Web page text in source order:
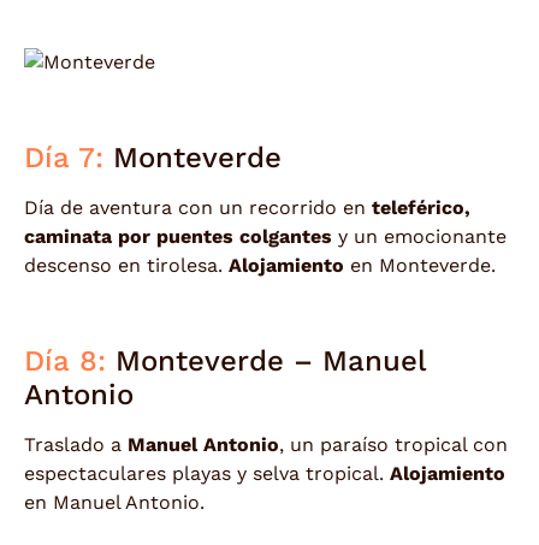
Día 7: Monteverde
Día de aventura con un recorrido en teleférico,
caminata por puentes colgantes y un emocionante
descenso en tirolesa. Alojamiento en Monteverde.
Día 8: Monteverde – Manuel
Antonio
Traslado a Manuel Antonio, un paraíso tropical con
espectaculares playas y selva tropical. Alojamiento
en Manuel Antonio.